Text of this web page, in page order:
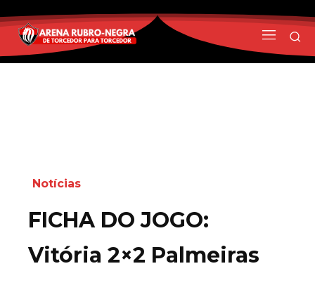
Notícias
FICHA DO JOGO:
Vitória 2×2 Palmeiras